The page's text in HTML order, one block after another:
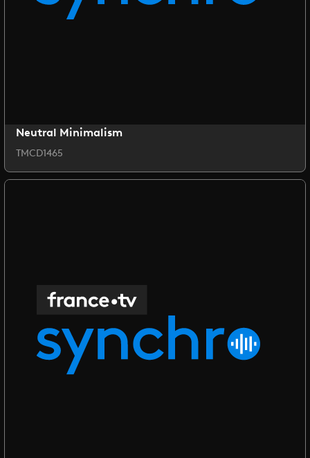
Neutral Minimalism
TMCD1465